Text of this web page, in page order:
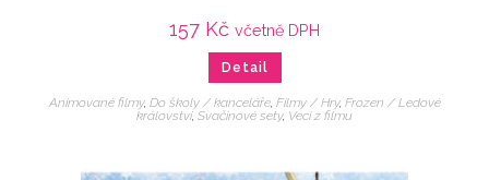
157 Kč včetně DPH
Detail
Animované filmy, Do školy / kanceláře, Filmy / Hry, Frozen / Ledové
království, Svačinové sety, Veci z filmu